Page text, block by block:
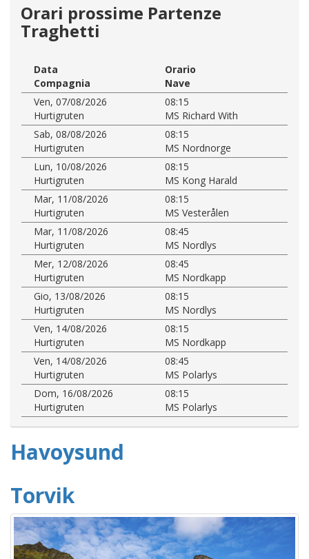
Orari prossime Partenze
Traghetti
Data
Orario
Compagnia
Nave
Ven, 07/08/2026
08:15
Hurtigruten
MS Richard With
Sab, 08/08/2026
08:15
Hurtigruten
MS Nordnorge
Lun, 10/08/2026
08:15
Hurtigruten
MS Kong Harald
Mar, 11/08/2026
08:15
Hurtigruten
MS Vesterålen
Mar, 11/08/2026
08:45
Hurtigruten
MS Nordlys
Mer, 12/08/2026
08:45
Hurtigruten
MS Nordkapp
Gio, 13/08/2026
08:15
Hurtigruten
MS Nordlys
Ven, 14/08/2026
08:15
Hurtigruten
MS Nordkapp
Ven, 14/08/2026
08:45
Hurtigruten
MS Polarlys
Dom, 16/08/2026
08:15
Hurtigruten
MS Polarlys
Havoysund
Torvik